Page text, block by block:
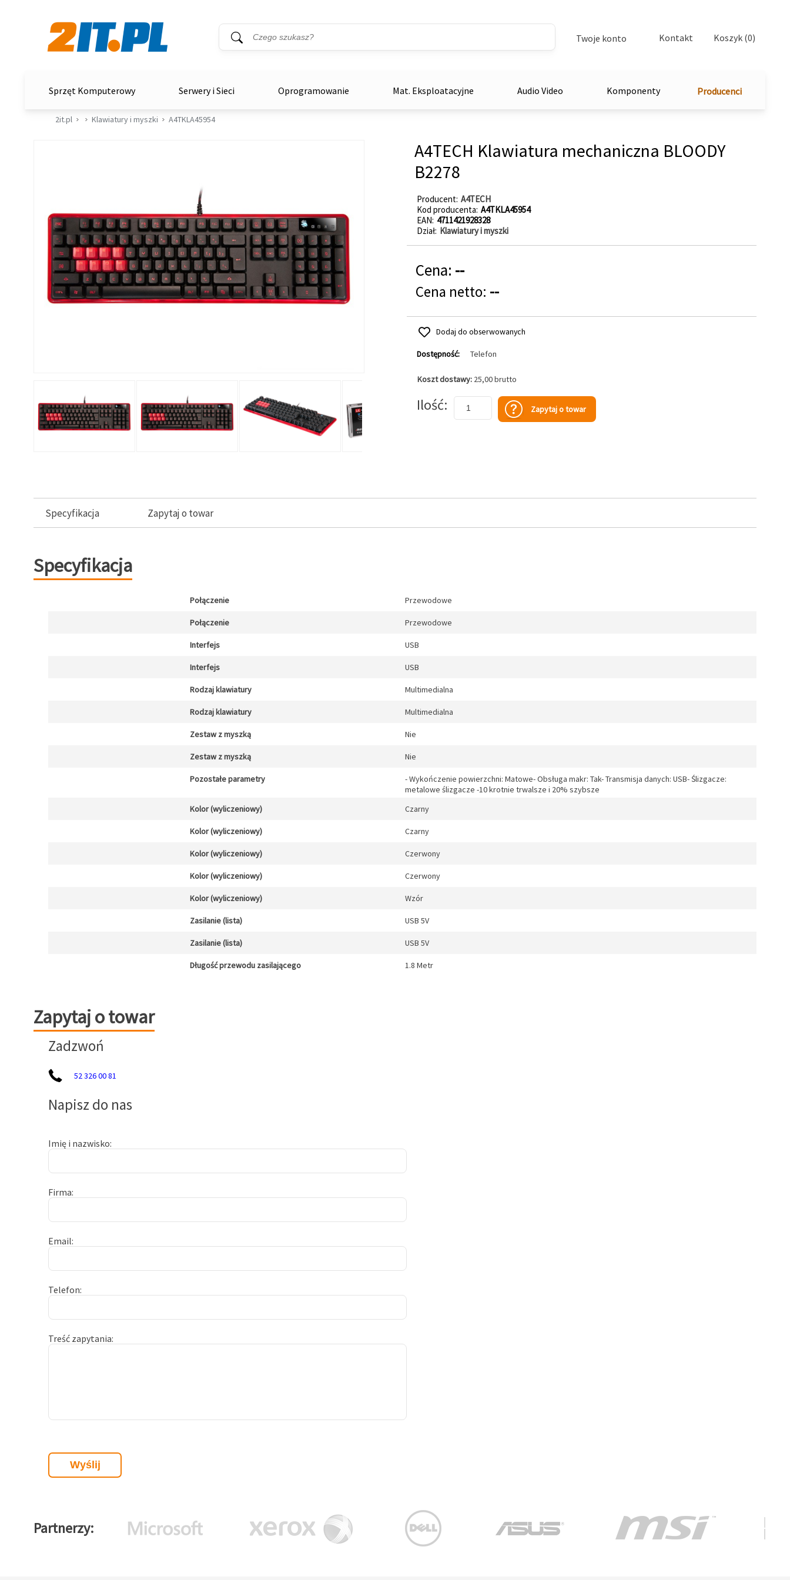
Wyszukiwarka
Słowo kluczowe
Twoje konto Kontakt Koszyk (0)
Sprzęt Komputerowy Serwery i Sieci Oprogramowanie Mat. Eksploatacyjne Audio Video Komponenty Producenci
2it.pl Klawiatury i myszki A4TKLA45954
A4TECH Klawiatura mechaniczna BLOODY
B2278
Producent A4TECH
Kod producenta A4TKLA45954
EAN 4711421928328
Dział Klawiatury i myszki
Cena: --
Cena netto: --
Dodaj do obserwowanych
Dostępność: Telefon
Koszt dostawy: 25,00 brutto
Ilość Zapytaj o towar
Specyfikacja Zapytaj o towar
Specyfikacja
Połączenie Przewodowe
Połączenie Przewodowe
Interfejs USB
Interfejs USB
Rodzaj klawiatury Multimedialna
Rodzaj klawiatury Multimedialna
Zestaw z myszką Nie
Zestaw z myszką Nie
Pozostałe parametry
- Wykończenie powierzchni: Matowe- Obsługa makr: Tak- Transmisja danych: USB- Ślizgacze:
metalowe ślizgacze -10 krotnie trwalsze i 20% szybsze
Kolor (wyliczeniowy)
Czarny
Kolor (wyliczeniowy) Czarny
Kolor (wyliczeniowy) Czerwony
Kolor (wyliczeniowy) Czerwony
Kolor (wyliczeniowy) Wzór
Zasilanie (lista) USB 5V
Zasilanie (lista) USB 5V
Długość przewodu zasilającego 1.8 Metr
Zapytaj o towar
Zapytaj o towar
Zadzwoń
52 326 00 81
Napisz do nas
Imię i nazwisko
Firma
Email
Telefon
Treść zapytania
Partnerzy